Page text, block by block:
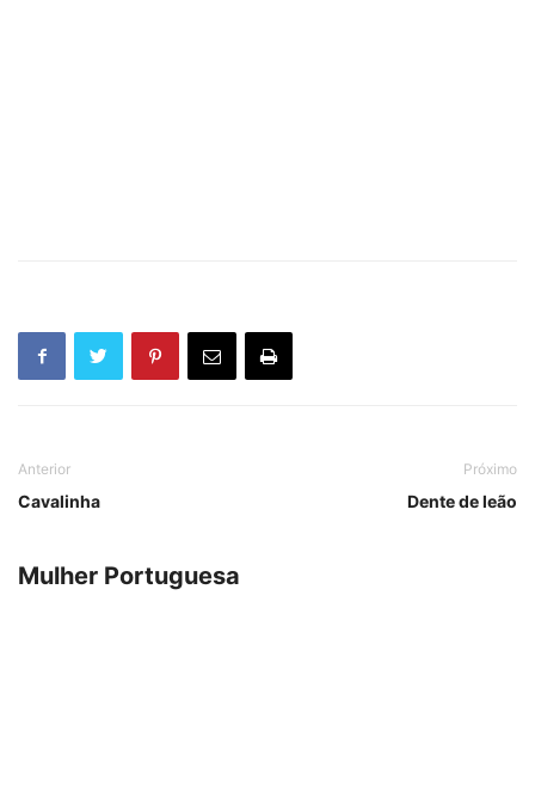
Anterior
Cavalinha
Próximo
Dente de leão
Mulher Portuguesa